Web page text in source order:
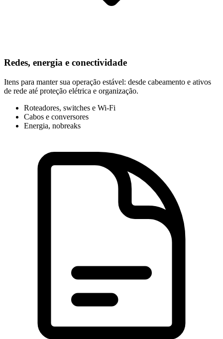
Redes, energia e conectividade
Itens para manter sua operação estável: desde cabeamento e ativos
de rede até proteção elétrica e organização.
Roteadores, switches e Wi-Fi
Cabos e conversores
Energia, nobreaks